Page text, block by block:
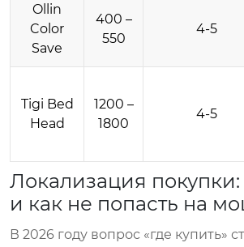
Ollin
Color
Save
400 –
550
4-5
Tigi Bed
Head
1200 –
1800
4-5
Локализация покупки:
и как не попасть на
В 2026 году вопрос «где купить»